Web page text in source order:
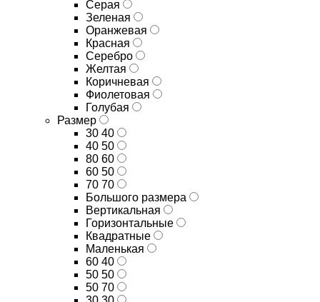
Серая
Зеленая
Оранжевая
Красная
Серебро
Желтая
Коричневая
Фиолетовая
Голубая
Размер
30 40
40 50
80 60
60 50
70 70
Большого размера
Вертикальная
Горизонтальные
Квадратные
Маленькая
60 40
50 50
50 70